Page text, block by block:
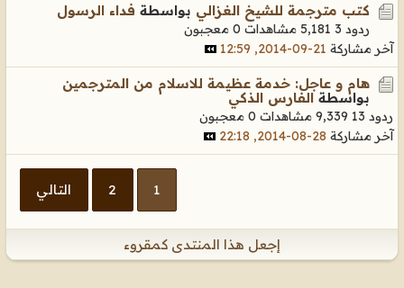
كتب مترجمة للشيخ الغزالي بواسطة فداء الرسول
ردود 3 5,181 مشاهدات
0 معجبون
آخر مشاركة 21-09-2014, 12:59
هام و عاجل: خدمة عظيمة للاسلام من المترجمين
بواسطةالفارس الذكي
ردود 13 9,339 مشاهدات
0 معجبون
آخر مشاركة 28-08-2014, 22:18
1
2 التالي
إجعل هذا المنتدى كمقروء